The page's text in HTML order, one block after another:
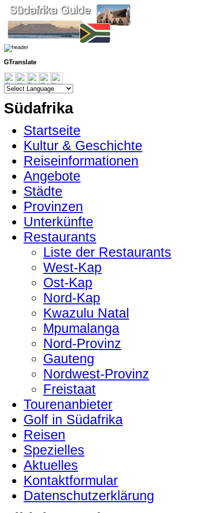
GTranslate
Südafrika
Startseite
Kultur & Geschichte
Reiseinformationen
Angebote
Städte
Provinzen
Unterkünfte
Restaurants
Liste der Restaurants
West-Kap
Ost-Kap
Nord-Kap
Kwazulu Natal
Mpumalanga
Nord-Provinz
Gauteng
Nordwest-Provinz
Freistaat
Tourenanbieter
Golf in Südafrika
Reisen
Spezielles
Aktuelles
Kontaktformular
Datenschutzerklärung